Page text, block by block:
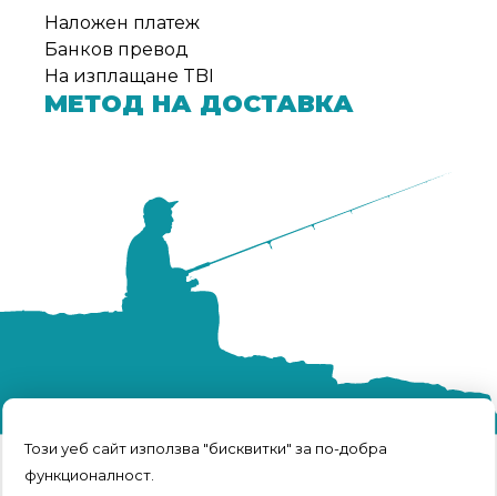
Този уеб сайт използва "бисквитки" за по-добра
функционалност.
Наложен платеж
Банков превод
На изплащане TBI
МЕТОД НА ДОСТАВКА